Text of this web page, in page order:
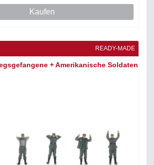
Kaufen
READY-MADE
+ Amerikanische Soldaten